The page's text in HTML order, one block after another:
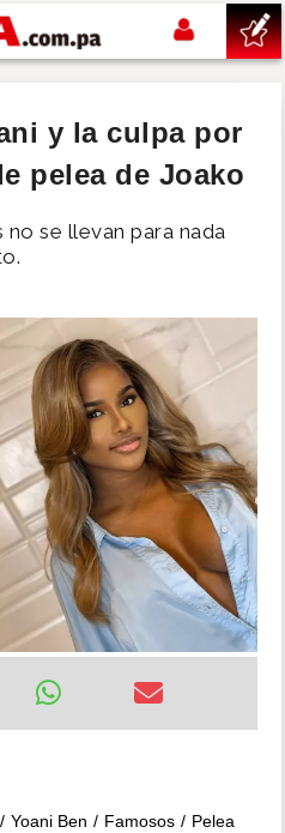
y la culpa por
pelea de Joako
se llevan para nada
Yoani Ben Famosos
Pelea